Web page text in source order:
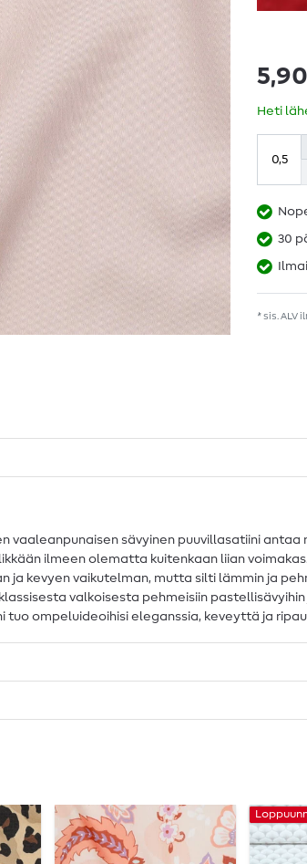
Heti
30
* sis. ALV
vaaleanpunaisen sävyinen puuvillasatiini
ilmeen olematta kuitenkaan liian
kevyen vaikutelman, mutta silti lämmin ja
valkoisesta pehmeisiin
ompeluideoihisi eleganssia, keveyttä ja